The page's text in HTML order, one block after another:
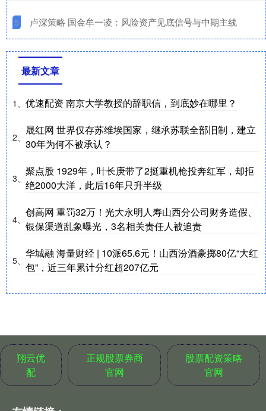
5 ​卢深策略 国金牟一凌：风险资产见底信号与中期主线
最新文章
1、 优速配资 南京大学教授的辞职信，到底妙在哪里？
2、
晟红网 世界仅存苏维埃国家，继承苏联全部旧制，建立
30年为何不被承认？
3、
聚点股 1929年，叶长庚带了2挺重机枪投奔红军，却拒
绝2000大洋，此后16年只升半级
4、
创高网 重罚32万！光大永明人寿山西分公司财务造假、
银保渠道乱象曝光，3名相关责任人被追责
5、
华城融 海量财经 | 10派65.6元！山西汾酒豪掷80亿“大红
包”，近三年累计分红超207亿元
翔云优
配
正规股票券商
官网
股票配资策略
官网